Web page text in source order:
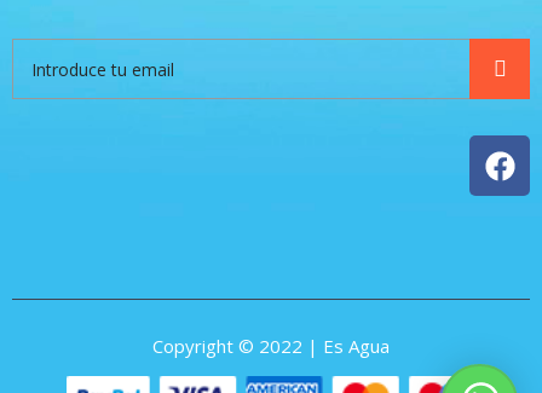
Copyright © 2022 | Es Agua